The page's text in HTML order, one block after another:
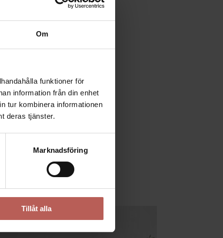
Om
funktioner för
information från din enhet
tur kombinera informationen
deras tjänster.
Marknadsföring
Tillåt alla